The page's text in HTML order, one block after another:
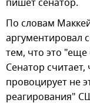
По словам
аргументировал
тем, что это
Сенатор считает,
провоцирует не
реагирования"